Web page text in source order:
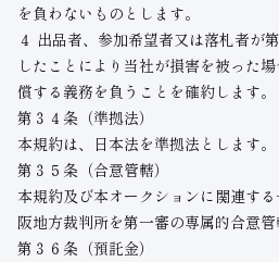
を負わないものとします。
４ 出品者、参加希望者又は落札者が
したことにより当社が損害を被った
償する義務を負うことを確約します。
第３４条（準拠法）
本規約は、日本法を準拠法とします。
第３５条（合意管轄）
本規約及び本オークションに関連す
阪地方裁判所を第一審の専属的合意管
第３６条（預託金）